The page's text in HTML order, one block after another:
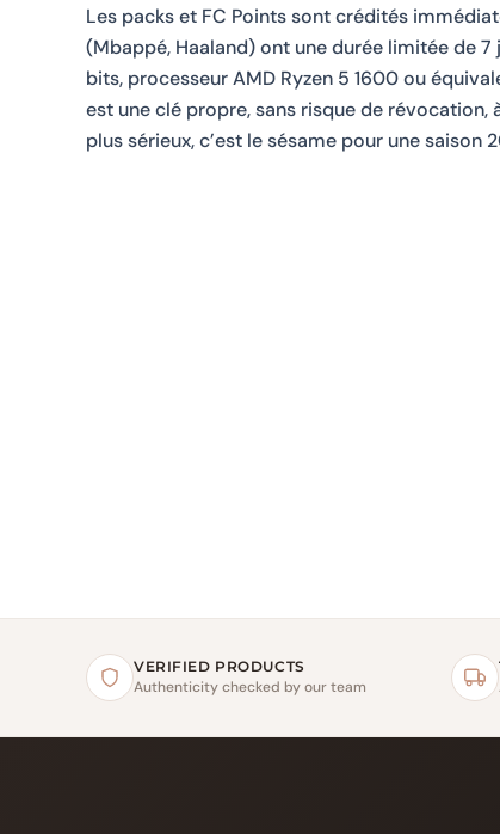
Les packs et FC Points sont crédités
(Mbappé, Haaland) ont une durée limitée de
bits, processeur AMD Ryzen 5 1600 ou
est une clé propre, sans risque de révocation,
plus sérieux, c’est le sésame pour une
VERIFIED PRODUCTS
Authenticity checked by our team